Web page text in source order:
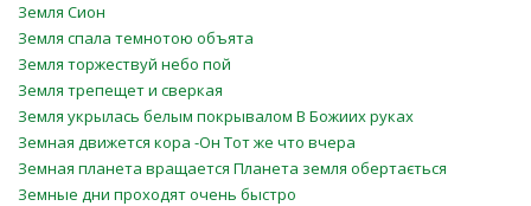
Земля Сион
Земля спала темнотою объята
Земля торжествуй небо пой
Земля трепещет и сверкая
Земля укрылась белым покрывалом В Божиих руках
Земная движется кора -Он Тот же что вчера
Земная планета вращается Планета земля обертається
Земные дни проходят очень быстро